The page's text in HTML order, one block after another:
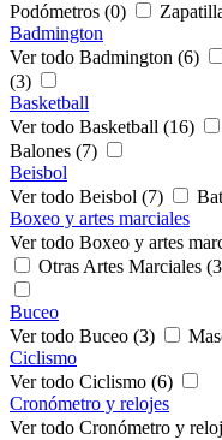
Podómetros (0)
Badmington
Ver todo Badmington (6)
(3)
Basketball
Ver todo Basketball (16)
Balones (7)
Beisbol
Ver todo Beisbol (7)
Boxeo y artes marciales
Ver todo Boxeo y artes
Otras Artes Marciales
Buceo
Ver todo Buceo (3)
Ciclismo
Ver todo Ciclismo (6)
Cronómetro y relojes
Ver todo Cronómetro y